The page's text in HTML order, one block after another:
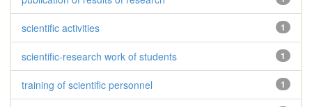
1
scientific activities
1
scientific-research work of students
1
training of scientific personnel